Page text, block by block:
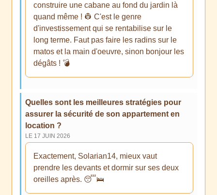
construire une cabane au fond du jardin là
quand même ! 👷 C'est le genre
d'investissement qui se rentabilise sur le
long terme. Faut pas faire les radins sur le
matos et la main d'oeuvre, sinon bonjour les
dégâts ! 💣
Quelles sont les meilleures stratégies pour
assurer la sécurité de son appartement en
location ?
LE 17 JUIN 2026
Exactement, Solarian14, mieux vaut
prendre les devants et dormir sur ses deux
oreilles après. 😴🛌